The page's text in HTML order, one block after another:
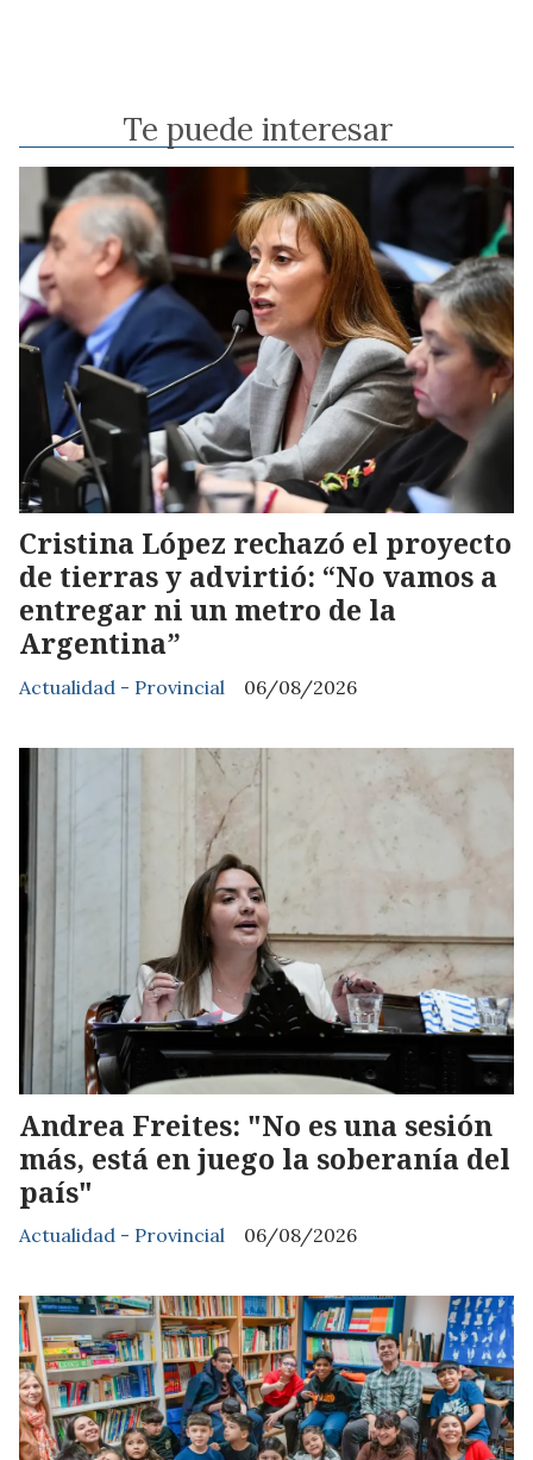
Te puede interesar
Cristina López rechazó el proyecto
de tierras y advirtió: “No vamos a
entregar ni un metro de la
Argentina”
Actualidad - Provincial 06/08/2026
Andrea Freites: "No es una sesión
más, está en juego la soberanía del
país"
Actualidad - Provincial 06/08/2026